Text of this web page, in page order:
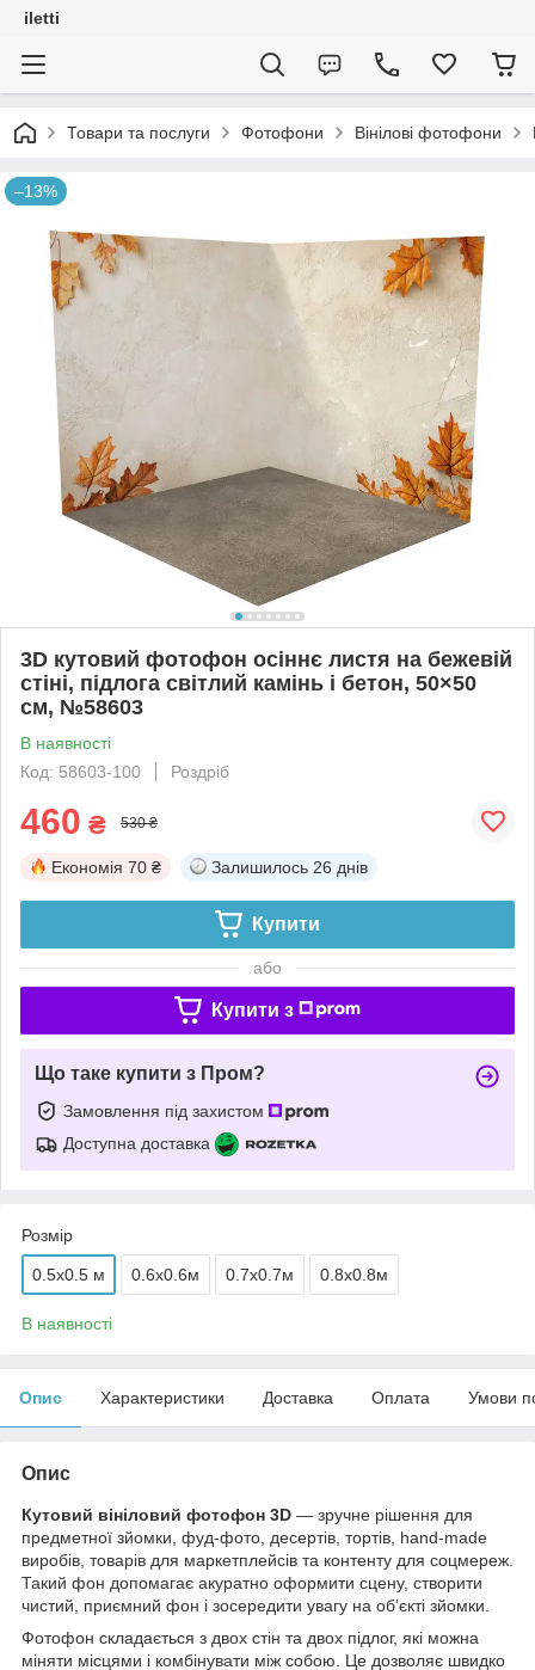
iletti
Товари та послуги Фотофони Вінілові фотофони
–13%
3D кутовий фотофон осіннє листя на бежевій
стіні, підлога світлий камінь і бетон, 50×50
см, №58603
В наявності
Код: 58603-100
Роздріб
460 ₴ 530 ₴
Економія 70 ₴ Залишилось 26 днів
Купити
або
Купити з
Що таке купити з Пром?
Замовлення під захистом
Доступна доставка
Розмір
0.5x0.5 м 0.6х0.6м 0.7х0.7м 0.8х0.8м
В наявності
Опис Характеристики Доставка Оплата Умови
Опис
Кутовий вініловий фотофон 3D — зручне рішення для
предметної зйомки, фуд-фото, десертів, тортів, hand-made
виробів, товарів для маркетплейсів та контенту для соцмереж.
Такий фон допомагає акуратно оформити сцену, створити
чистий, приємний фон і зосередити увагу на об’єкті зйомки.
Фотофон складається з двох стін та двох підлог, які можна
міняти місцями і комбінувати між собою. Це дозволяє швидко